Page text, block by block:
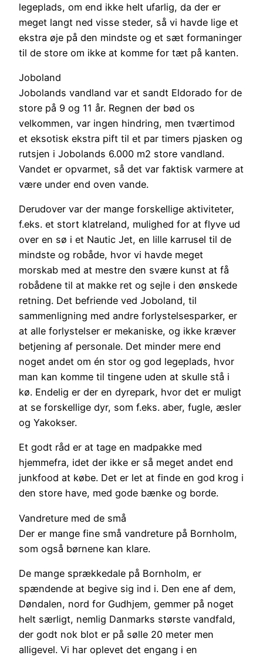
legeplads, om end ikke helt ufarlig, da der er
meget langt ned visse steder, så vi havde lige et
ekstra øje på den mindste og et sæt formaninger
til de store om ikke at komme for tæt på kanten.
Joboland
Jobolands vandland var et sandt Eldorado for de
store på 9 og 11 år. Regnen der bød os
velkommen, var ingen hindring, men tværtimod
et eksotisk ekstra pift til et par timers pjasken og
rutsjen i Jobolands 6.000 m2 store vandland.
Vandet er opvarmet, så det var faktisk varmere at
være under end oven vande.
Derudover var der mange forskellige aktiviteter,
f.eks. et stort klatreland, mulighed for at flyve ud
over en sø i et Nautic Jet, en lille karrusel til de
mindste og robåde, hvor vi havde meget
morskab med at mestre den svære kunst at få
robådene til at makke ret og sejle i den ønskede
retning. Det befriende ved Joboland, til
sammenligning med andre forlystelsesparker, er
at alle forlystelser er mekaniske, og ikke kræver
betjening af personale. Det minder mere end
noget andet om én stor og god legeplads, hvor
man kan komme til tingene uden at skulle stå i
kø. Endelig er der en dyrepark, hvor det er muligt
at se forskellige dyr, som f.eks. aber, fugle, æsler
og Yakokser.
Et godt råd er at tage en madpakke med
hjemmefra, idet der ikke er så meget andet end
junkfood at købe. Det er let at finde en god krog i
den store have, med gode bænke og borde.
Vandreture med de små
Der er mange fine små vandreture på Bornholm,
som også børnene kan klare.
De mange sprækkedale på Bornholm, er
spændende at begive sig ind i. Den ene af dem,
Døndalen, nord for Gudhjem, gemmer på noget
helt særligt, nemlig Danmarks største vandfald,
der godt nok blot er på sølle 20 meter men
alligevel. Vi har oplevet det engang i en